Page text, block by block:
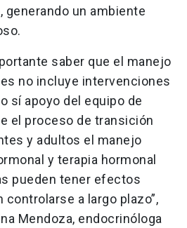
generando un ambiente
saber que el manejo
no incluye intervenciones
sí apoyo del equipo de
el proceso de transición
y adultos el manejo
y terapia hormonal
pueden tener efectos
a largo plazo”,
Mendoza, endocrinóloga